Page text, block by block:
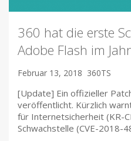
360 hat die erste
Adobe Flash im
Februar 13, 2018 360TS
[Update] Ein offizieller
veröffentlicht. Kürzlich
für Internetsicherheit (KR-
Schwachstelle (CVE-2018-